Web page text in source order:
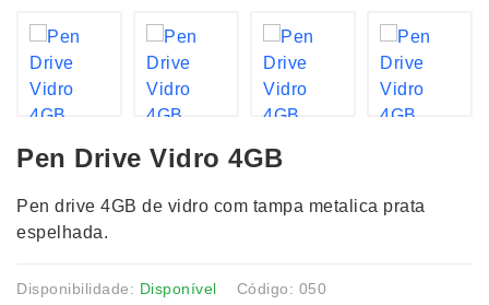
Pen Drive Vidro 4GB
Pen drive 4GB de vidro com tampa metalica prata
espelhada.
Disponibilidade: Disponível Código: 050